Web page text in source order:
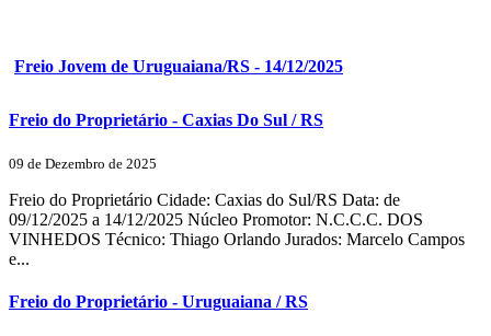
Freio Jovem de Uruguaiana/RS - 14/12/2025
Freio do Proprietário - Caxias Do Sul / RS
09 de Dezembro de 2025
Freio do Proprietário Cidade: Caxias do Sul/RS Data: de
09/12/2025 a 14/12/2025 Núcleo Promotor: N.C.C.C. DOS
VINHEDOS Técnico: Thiago Orlando Jurados: Marcelo Campos
e...
Freio do Proprietário - Uruguaiana / RS